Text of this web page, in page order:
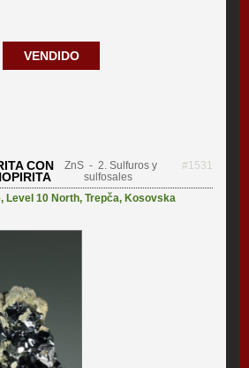
VENDIDO
CON
ZnS- 2. Sulfuros y
sulfosales
#1531
, Level 10 North,Trepča, Kosovska